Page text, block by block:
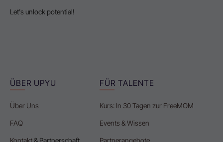
Let's unlock potential!
ÜBER UPYU
Über Uns
FAQ
FÜR TALENTE
Kurs: In 30 Tagen zur FreeMOM
Events & Wissen